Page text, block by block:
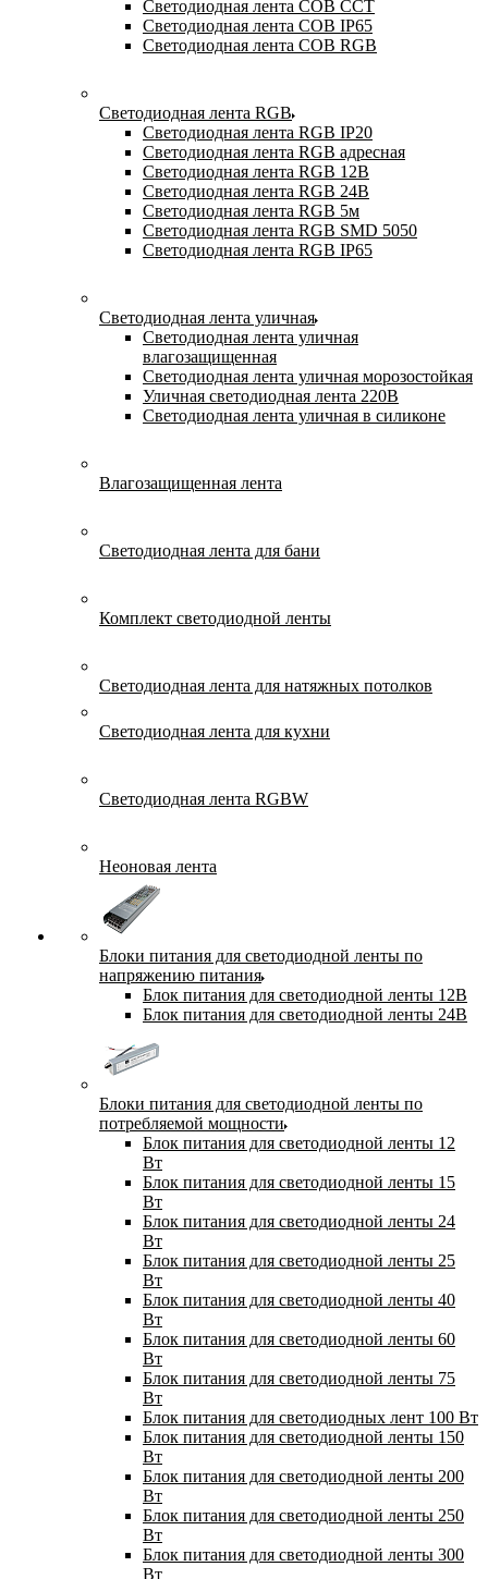
Светодиодная лента COB CCT
Светодиодная лента COB IP65
Светодиодная лента COB RGB
Светодиодная лента RGB
Светодиодная лента RGB IP20
Светодиодная лента RGB адресная
Светодиодная лента RGB 12В
Светодиодная лента RGB 24В
Светодиодная лента RGB 5м
Светодиодная лента RGB SMD 5050
Светодиодная лента RGB IP65
Светодиодная лента уличная
Светодиодная лента уличная
влагозащищенная
Светодиодная лента уличная морозостойкая
Уличная светодиодная лента 220В
Светодиодная лента уличная в силиконе
Влагозащищенная лента
Светодиодная лента для бани
Комплект светодиодной ленты
Светодиодная лента для натяжных потолков
Светодиодная лента для кухни
Светодиодная лента RGBW
Неоновая лента
Блоки питания для светодиодной ленты по
напряжению питания
Блок питания для светодиодной ленты 12В
Блок питания для светодиодной ленты 24В
Блоки питания для светодиодной ленты по
потребляемой мощности
Блок питания для светодиодной ленты 12
Вт
Блок питания для светодиодной ленты 15
Вт
Блок питания для светодиодной ленты 24
Вт
Блок питания для светодиодной ленты 25
Вт
Блок питания для светодиодной ленты 40
Вт
Блок питания для светодиодной ленты 60
Вт
Блок питания для светодиодной ленты 75
Вт
Блок питания для светодиодных лент 100 Вт
Блок питания для светодиодной ленты 150
Вт
Блок питания для светодиодной ленты 200
Вт
Блок питания для светодиодной ленты 250
Вт
Блок питания для светодиодной ленты 300
Вт